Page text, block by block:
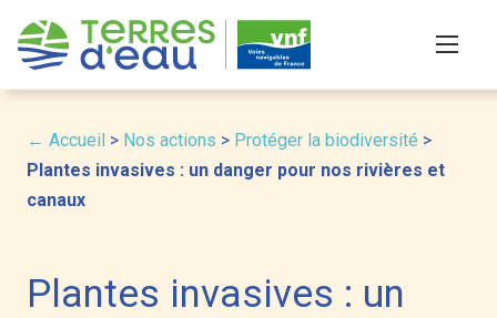
← Accueil > Nos actions > Protéger la biodiversité >
Plantes invasives : un danger pour nos rivières et
canaux
Plantes invasives : un